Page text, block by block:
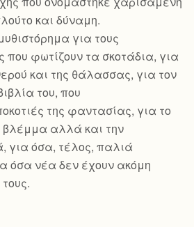
και δύναμη.
για τους
φωτίζουν τα σκοτάδια, για
και της θάλασσας, για τον
του, που
της φαντασίας, για το
βλέμμα αλλά και την
για όσα, τέλος, παλιά
όσα νέα δεν έχουν ακόμη